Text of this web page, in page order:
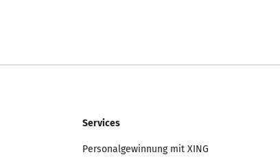
Services
Personalgewinnung mit XING